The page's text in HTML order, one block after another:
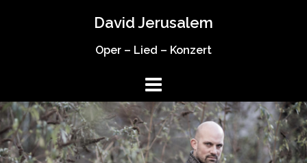
David Jerusalem
Oper – Lied – Konzert